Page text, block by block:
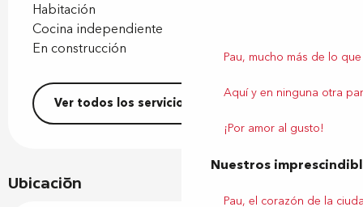
Pau, mucho más de lo
Aquí y en ninguna otra
¡Por amor al gusto!
Nuestros
Pau, el corazón de la
Habitación
Cocina independiente
En construcción
Ver todos los servicios
Ubicación